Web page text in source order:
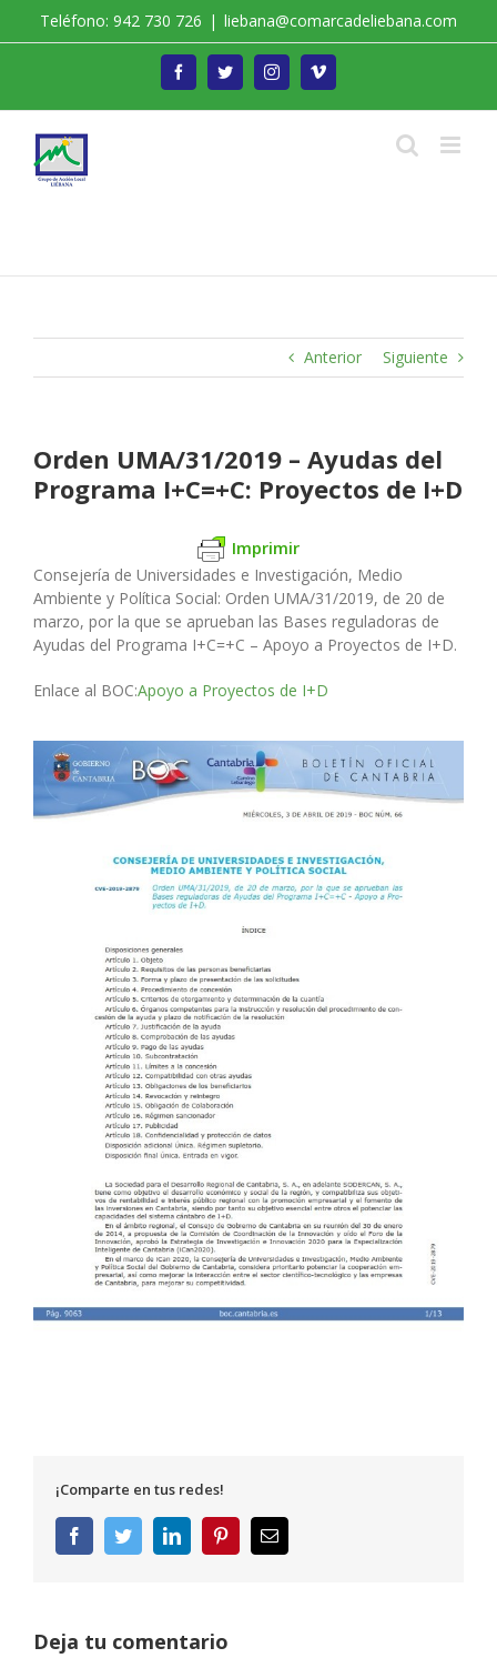
Teléfono: 942 730 726 | liebana@comarcadeliebana.com
FacebookTwitterInstagramVimeo
Anterior Siguiente
Orden UMA/31/2019 – Ayudas del
Programa I+C=+C: Proyectos de I+D
Imprimir
Consejería de Universidades e Investigación, Medio
Ambiente y Política Social: Orden UMA/31/2019, de 20 de
marzo, por la que se aprueban las Bases reguladoras de
Ayudas del Programa I+C=+C – Apoyo a Proyectos de I+D.
Enlace al BOC:Apoyo a Proyectos de I+D
¡Comparte en tus redes!
FacebookTwitterLinkedInPinterestCorreo
electrónico
Deja tu comentario